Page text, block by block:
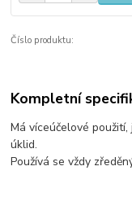
Číslo produktu:
Kompletní
Má víceúčelové
úklid.
Používá se vždy